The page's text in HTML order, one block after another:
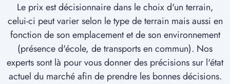
Le prix est décisionnaire dans le choix d'un terrain,
celui-ci peut varier selon le type de terrain mais aussi en
fonction de son emplacement et de son environnement
(présence d'école, de transports en commun). Nos
experts sont là pour vous donner des précisions sur l'état
actuel du marché afin de prendre les bonnes décisions.